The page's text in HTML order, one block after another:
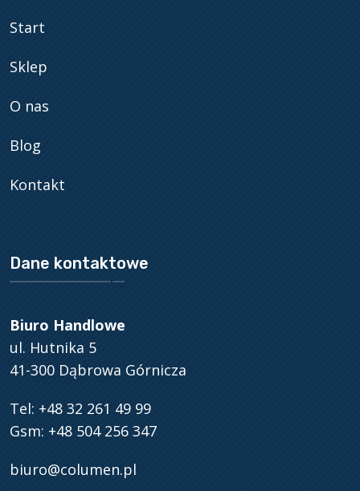
Start
Sklep
O nas
Blog
Kontakt
Dane kontaktowe
Biuro Handlowe
ul. Hutnika 5
41-300 Dąbrowa Górnicza
Tel: +48 32 261 49 99
Gsm: +48 504 256 347
biuro@columen.pl